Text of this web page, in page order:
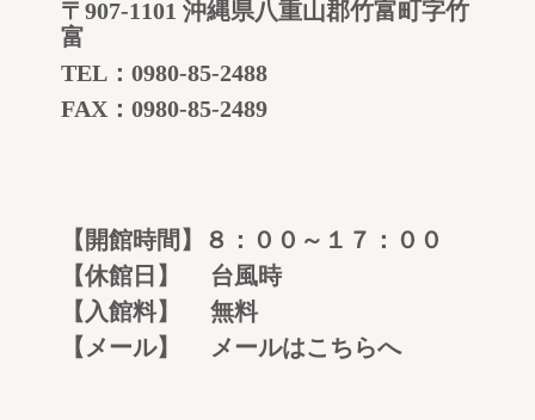
〒907-1101 沖縄県八重山郡竹富町字竹
富
TEL：0980-85-2488
FAX：0980-85-2489
【開館時間】８：００～１７：００
【休館日】 台風時
【入館料】 無料
【メール】
メールはこちらへ